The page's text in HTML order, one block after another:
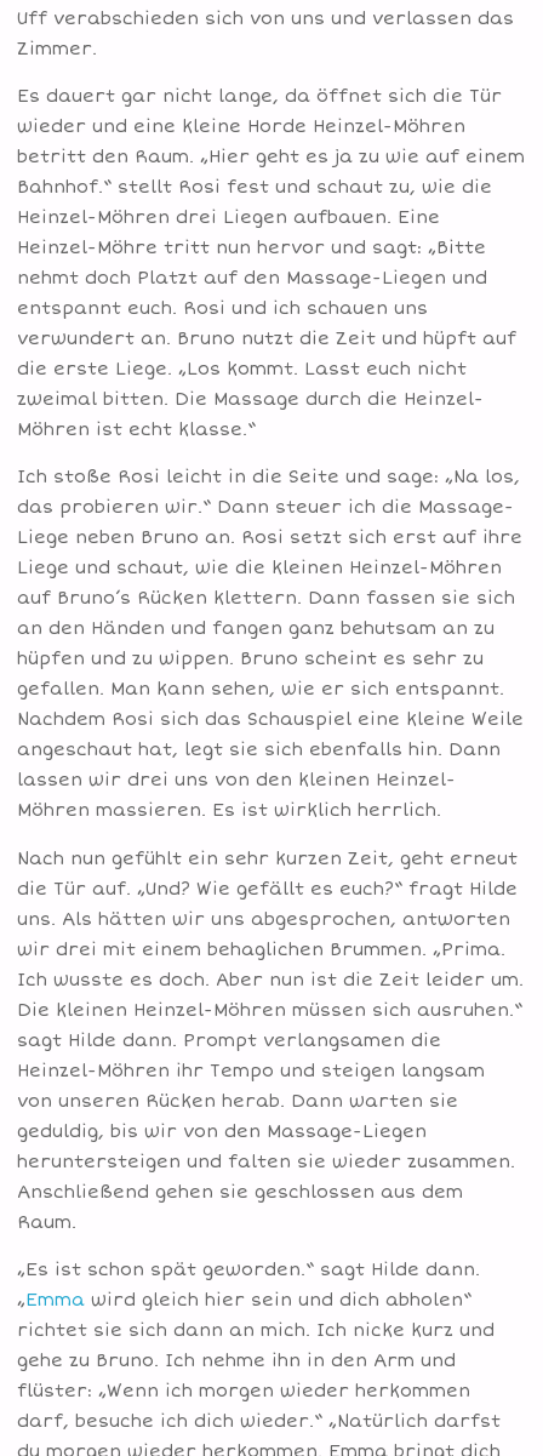
Uff verabschieden sich von uns und verlassen das
Zimmer.
Es dauert gar nicht lange, da öffnet sich die Tür
wieder und eine kleine Horde Heinzel-Möhren
betritt den Raum. „Hier geht es ja zu wie auf einem
Bahnhof.“ stellt Rosi fest und schaut zu, wie die
Heinzel-Möhren drei Liegen aufbauen. Eine
Heinzel-Möhre tritt nun hervor und sagt: „Bitte
nehmt doch Platzt auf den Massage-Liegen und
entspannt euch. Rosi und ich schauen uns
verwundert an. Bruno nutzt die Zeit und hüpft auf
die erste Liege. „Los kommt. Lasst euch nicht
zweimal bitten. Die Massage durch die Heinzel-
Möhren ist echt klasse.“
Ich stoße Rosi leicht in die Seite und sage: „Na los,
das probieren wir.“ Dann steuer ich die Massage-
Liege neben Bruno an. Rosi setzt sich erst auf ihre
Liege und schaut, wie die kleinen Heinzel-Möhren
auf Bruno’s Rücken klettern. Dann fassen sie sich
an den Händen und fangen ganz behutsam an zu
hüpfen und zu wippen. Bruno scheint es sehr zu
gefallen. Man kann sehen, wie er sich entspannt.
Nachdem Rosi sich das Schauspiel eine kleine Weile
angeschaut hat, legt sie sich ebenfalls hin. Dann
lassen wir drei uns von den kleinen Heinzel-
Möhren massieren. Es ist wirklich herrlich.
Nach nun gefühlt ein sehr kurzen Zeit, geht erneut
die Tür auf. „Und? Wie gefällt es euch?“ fragt Hilde
uns. Als hätten wir uns abgesprochen, antworten
wir drei mit einem behaglichen Brummen. „Prima.
Ich wusste es doch. Aber nun ist die Zeit leider um.
Die kleinen Heinzel-Möhren müssen sich ausruhen.“
sagt Hilde dann. Prompt verlangsamen die
Heinzel-Möhren ihr Tempo und steigen langsam
von unseren Rücken herab. Dann warten sie
geduldig, bis wir von den Massage-Liegen
heruntersteigen und falten sie wieder zusammen.
Anschließend gehen sie geschlossen aus dem
Raum.
„Es ist schon spät geworden.“ sagt Hilde dann.
„Emma wird gleich hier sein und dich abholen“
richtet sie sich dann an mich. Ich nicke kurz und
gehe zu Bruno. Ich nehme ihn in den Arm und
flüster: „Wenn ich morgen wieder herkommen
darf, besuche ich dich wieder.“ „Natürlich darfst